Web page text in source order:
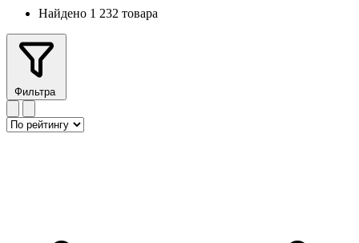
Найдено 1 232 товара
Фильтра